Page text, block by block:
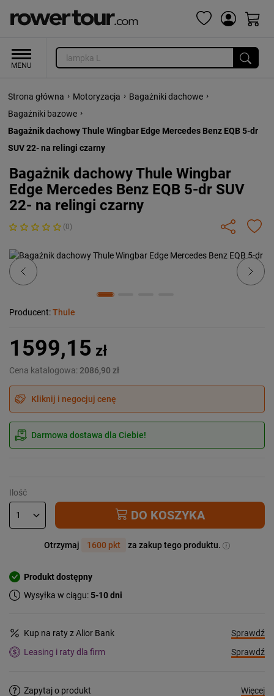
Strona główna › Motoryzacja › Bagażniki dachowe ›
Bagażniki bazowe ›
Bagażnik dachowy Thule Wingbar Edge Mercedes Benz EQB 5-dr
SUV 22- na relingi czarny
Bagażnik dachowy Thule Wingbar
Edge Mercedes Benz EQB 5-dr SUV
22- na relingi czarny
(0)
Previous Next
Producent:Thule
1599,15 zł
Cena katalogowa: 2086,90 zł
Kliknij i negocjuj cenę
Darmowa dostawa dla Ciebie!
Ilość
DO KOSZYKA
Otrzymaj 1600 pkt za zakup tego produktu.
Produkt dostępny
Wysyłka w ciągu:5-10 dni
Kup na raty z Alior Bank
Sprawdź
Leasing i raty dla firm
Sprawdź
Zapytaj o produkt
Więcej